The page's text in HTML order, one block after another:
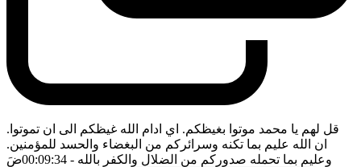
قل لهم يا محمد موتوا بغيظكم. اي ادام الله غيظكم الى ان تموتوا.
ان الله عليم بما تكنه وسرائركم من البغضاء والحسد للمؤمنين.
وعليم بما تحمله صدوركم من الضلال والكفر بالله - 00:09:34 ضَ